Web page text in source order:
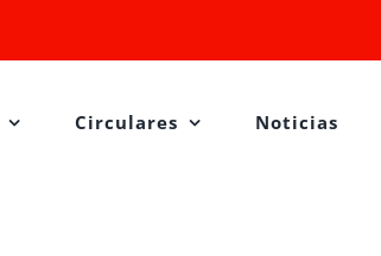
Circulares Noticias